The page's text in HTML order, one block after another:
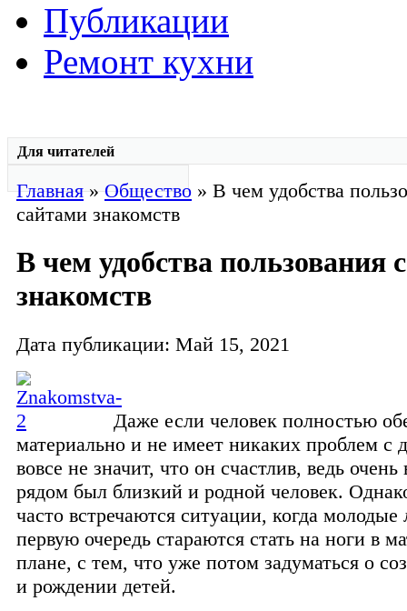
Публикации
Ремонт кухни
Для читателей
Главная»Общество » В чем удобства
сайтами знакомств
В чем удобства пользования
знакомств
Дата публикации: Май 15, 2021
Даже если человек полностью
материально и не имеет никаких проблем с
вовсе не значит, что он счастлив, ведь
рядом был близкий и родной человек.
часто встречаются ситуации, когда
первую очередь стараются стать на ноги в
плане, с тем, что уже потом задуматься о
и рождении детей.